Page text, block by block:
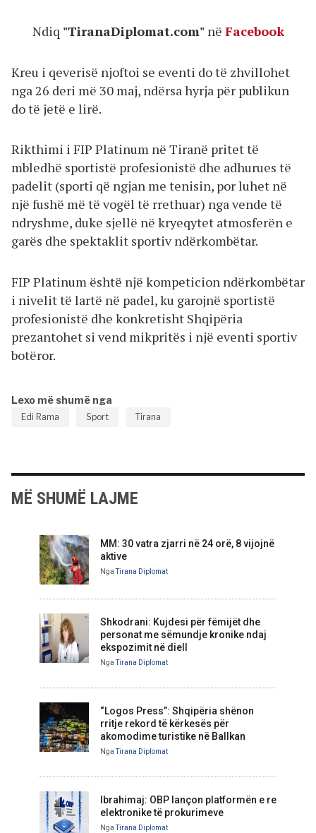
Ndiq "TiranaDiplomat.com" në Facebook
Kreu i qeverisë njoftoi se eventi do të zhvillohet
nga 26 deri më 30 maj, ndërsa hyrja për publikun
do të jetë e lirë.
Rikthimi i FIP Platinum në Tiranë pritet të
mbledhë sportistë profesionistë dhe adhurues të
padelit (sporti që ngjan me tenisin, por luhet në
një fushë më të vogël të rrethuar) nga vende të
ndryshme, duke sjellë në kryeqytet atmosferën e
garës dhe spektaklit sportiv ndërkombëtar.
FIP Platinum është një kompeticion ndërkombëtar
i nivelit të lartë në padel, ku garojnë sportistë
profesionistë dhe konkretisht Shqipëria
prezantohet si vend mikpritës i një eventi sportiv
botëror.
Lexo më shumë nga
Edi Rama Sport Tirana
MË SHUMË LAJME
MM: 30 vatra zjarri në 24 orë, 8 vijojnë
aktive
Nga Tirana Diplomat
Shkodrani: Kujdesi për fëmijët dhe
personat me sëmundje kronike ndaj
ekspozimit në diell
Nga Tirana Diplomat
“Logos Press”: Shqipëria shënon
rritje rekord të kërkesës për
akomodime turistike në Ballkan
Nga Tirana Diplomat
Ibrahimaj: OBP lançon platformën e re
elektronike të prokurimeve
Nga Tirana Diplomat